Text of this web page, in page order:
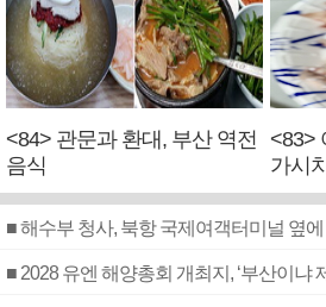
<84> 관문과 환대, 부산 역전
음식
<83>
가시치
■ 해수부 청사, 북항 국제여객터미널 옆
■ 2028 유엔 해양총회 개최지, ‘부산이냐